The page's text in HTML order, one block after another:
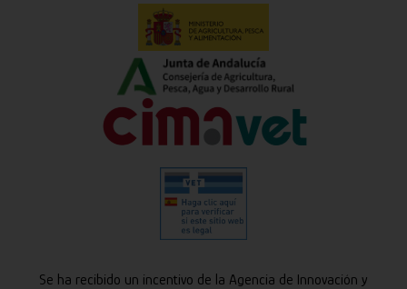
Se ha recibido un incentivo de la Agencia de Innovación y